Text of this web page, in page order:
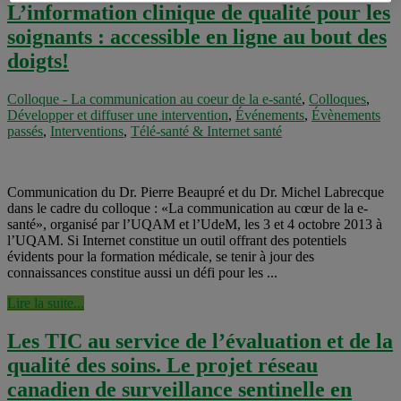
L’information clinique de qualité pour les
soignants : accessible en ligne au bout des
doigts!
Colloque - La communication au coeur de la e-santé, Colloques,
Développer et diffuser une intervention, Événements, Évènements
passés, Interventions, Télé-santé & Internet santé
Communication du Dr. Pierre Beaupré et du Dr. Michel Labrecque
dans le cadre du colloque : «La communication au cœur de la e-
santé», organisé par l’UQAM et l’UdeM, les 3 et 4 octobre 2013 à
l’UQAM. Si Internet constitue un outil offrant des potentiels
évidents pour la formation médicale, se tenir à jour des
connaissances constitue aussi un défi pour les ...
Lire la suite...
Les TIC au service de l’évaluation et de la
qualité des soins. Le projet réseau
canadien de surveillance sentinelle en